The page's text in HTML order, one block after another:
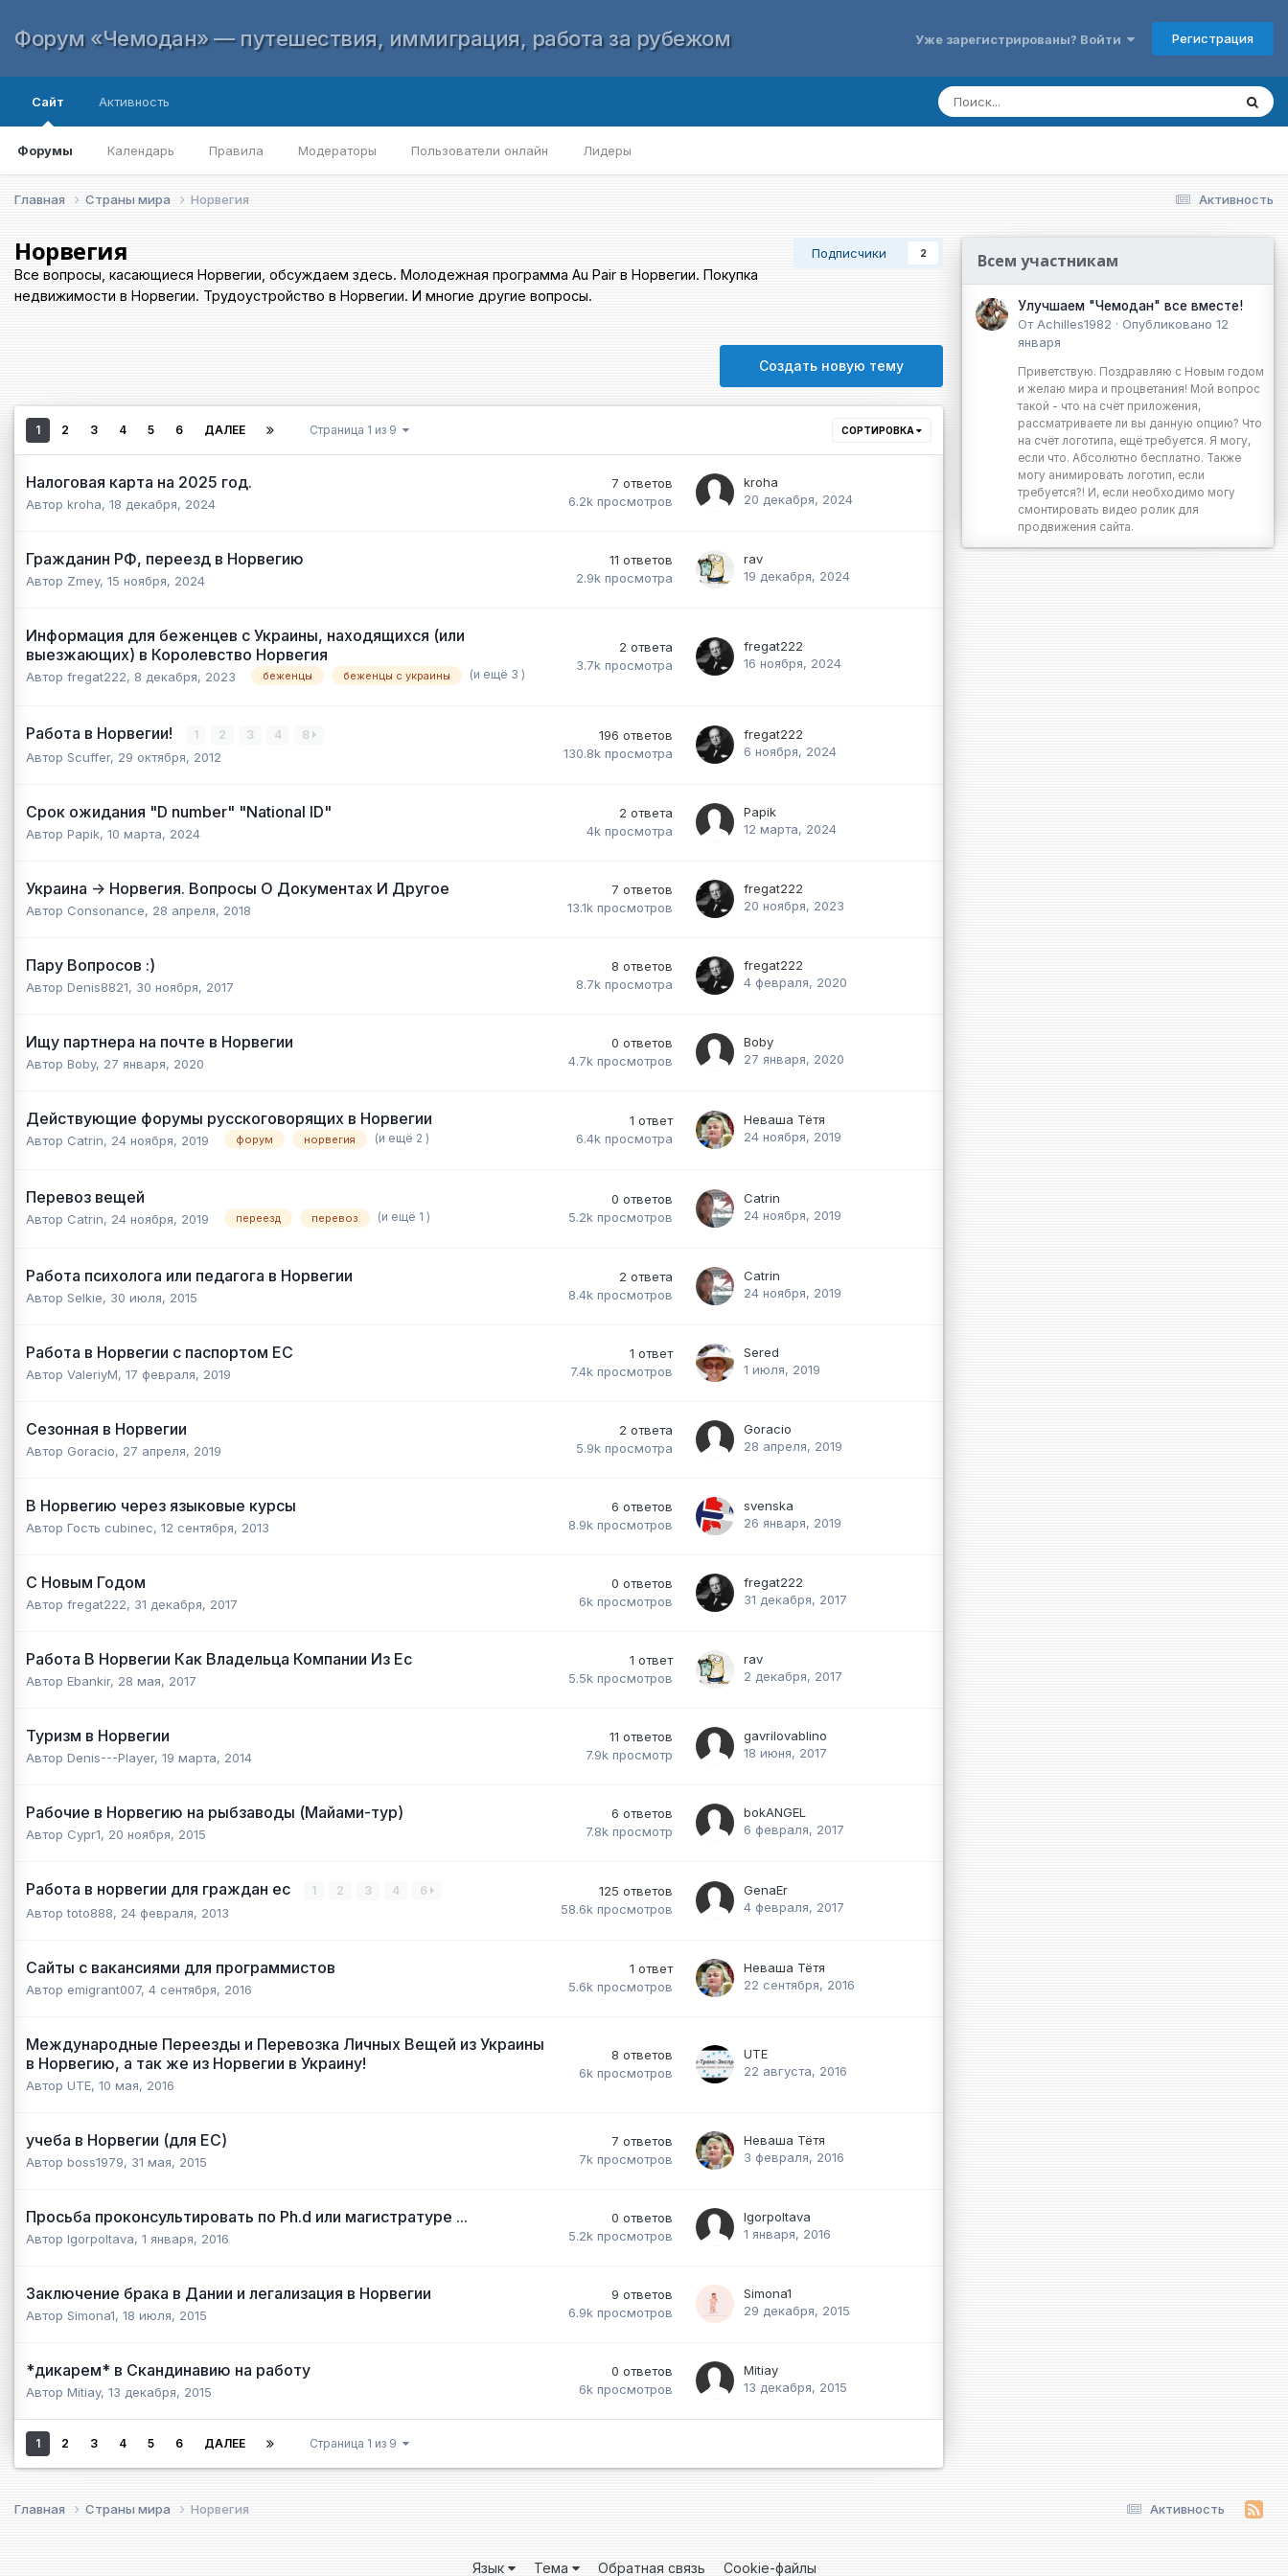
Форум «Чемодан» — путешествия, иммиграция, работа за рубежом Уже зарегистрированы? Войти Регистрация
Сайт
Форумы Календарь Правила Модераторы Пользователи онлайн Лидеры
Активность
Активность
Главная Страны мира Норвегия
Норвегия Подписчики 2
Все вопросы, касающиеся Норвегии, обсуждаем здесь. Молодежная программа Au Pair в Норвегии. Покупка
недвижимости в Норвегии. Трудоустройство в Норвегии. И многие другие вопросы.
Создать новую тему
СОРТИРОВКА
1 2 3 4 5 6 ДАЛЕЕ Страница 1 из 9
Налоговая карта на 2025 год.
Автор kroha, 18 декабря, 2024
7 ответов
6.2k просмотров
kroha
20 декабря, 2024
Гражданин РФ, переезд в Норвегию
Автор Zmey, 15 ноября, 2024
11 ответов
2.9k просмотра
rav
19 декабря, 2024
Информация для беженцев с Украины, находящихся (или
выезжающих) в Королевство Норвегия
Автор fregat222, 8 декабря, 2023 беженцы беженцы с украины (и ещё 3 )
2 ответа
3.7k просмотра
fregat222
16 ноября, 2024
Работа в Норвегии! 1 2 3 4 8
Автор Scuffer, 29 октября, 2012
196 ответов
130.8k просмотра
fregat222
6 ноября, 2024
Срок ожидания "D number" "National ID"
Автор Papik, 10 марта, 2024
2 ответа
4k просмотра
Papik
12 марта, 2024
Украина -> Норвегия. Вопросы О Документах И Другое
Автор Consonance, 28 апреля, 2018
7 ответов
13.1k просмотров
fregat222
20 ноября, 2023
Пару Вопросов :)
Автор Denis8821, 30 ноября, 2017
8 ответов
8.7k просмотра
fregat222
4 февраля, 2020
Ищу партнера на почте в Норвегии
Автор Boby, 27 января, 2020
0 ответов
4.7k просмотров
Boby
27 января, 2020
Действующие форумы русскоговорящих в Норвегии
Автор Catrin, 24 ноября, 2019 форум норвегия (и ещё 2 )
1 ответ
6.4k просмотра
Неваша Тётя
24 ноября, 2019
Перевоз вещей
Автор Catrin, 24 ноября, 2019 переезд перевоз (и ещё 1 )
0 ответов
5.2k просмотров
Catrin
24 ноября, 2019
Работа психолога или педагога в Норвегии
Автор Selkie, 30 июля, 2015
2 ответа
8.4k просмотров
Catrin
24 ноября, 2019
Работа в Норвегии с паспортом ЕС
Автор ValeriyM, 17 февраля, 2019
1 ответ
7.4k просмотров
Sered
1 июля, 2019
Сезонная в Норвегии
Автор Goracio, 27 апреля, 2019
2 ответа
5.9k просмотра
Goracio
28 апреля, 2019
В Норвегию через языковые курсы
Автор Гость cubinec, 12 сентября, 2013
6 ответов
8.9k просмотров
svenska
26 января, 2019
С Новым Годом
Автор fregat222, 31 декабря, 2017
0 ответов
6k просмотров
fregat222
31 декабря, 2017
Работа В Норвегии Как Владельца Компании Из Ес
Автор Ebankir, 28 мая, 2017
1 ответ
5.5k просмотров
rav
2 декабря, 2017
Туризм в Норвегии
Автор Denis---Player, 19 марта, 2014
11 ответов
7.9k просмотр
gavrilovablino
18 июня, 2017
Рабочие в Норвегию на рыбзаводы (Майами-тур)
Автор Cypr1, 20 ноября, 2015
6 ответов
7.8k просмотр
bokANGEL
6 февраля, 2017
Работа в норвегии для граждан ес 1 2 3 4 6
Авторtoto888, 24 февраля, 2013
125 ответов
58.6k просмотров
GenaEr
4 февраля, 2017
Сайты с вакансиями для программистов
Автор emigrant007, 4 сентября, 2016
1 ответ
5.6k просмотров
Неваша Тётя
22 сентября, 2016
Международные Переезды и Перевозка Личных Вещей из Украины
в Норвегию, а так же из Норвегии в Украину!
Автор UTE, 10 мая, 2016
8 ответов
6k просмотров
UTE
22 августа, 2016
учеба в Норвегии (для ЕС)
Автор boss1979, 31 мая, 2015
7 ответов
7k просмотров
Неваша Тётя
3 февраля, 2016
Просьба проконсультировать по Ph.d или магистратуре ...
Автор Igorpoltava, 1 января, 2016
0 ответов
5.2k просмотров
Igorpoltava
1 января, 2016
Заключение брака в Дании и легализация в Норвегии
Автор Simona1, 18 июля, 2015
9 ответов
6.9k просмотров
Simona1
29 декабря, 2015
*дикарем* в Скандинавию на работу
Автор Mitiay, 13 декабря, 2015
0 ответов
6k просмотров
Mitiay
13 декабря, 2015
1 2 3 4 5 6 ДАЛЕЕ Страница 1 из 9
Всем участникам
Улучшаем "Чемодан" все вместе!
От Achilles1982 · Опубликовано 12
января
Приветствую. Поздравляю с Новым годом
и желаю мира и процветания! Мой вопрос
такой - что на счёт приложения,
рассматриваете ли вы данную опцию? Что
на счёт логотипа, ещё требуется. Я могу,
если что. Абсолютно бесплатно. Также
могу анимировать логотип, если
требуется?! И, если необходимо могу
смонтировать видео ролик для
продвижения сайта.
Активность
Главная Страны мира Норвегия
Язык Тема Обратная связь Cookie-файлы